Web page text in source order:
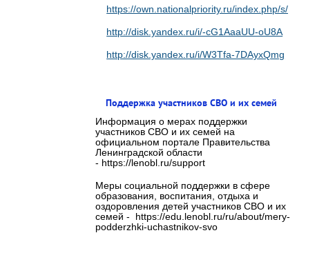
https://own.nationalpriority.ru/index.php/s/
http://disk.yandex.ru/i/-cG1AaaUU-oU8A
http://disk.yandex.ru/i/W3Tfa-7DAyxQmg
Поддержка участников СВО и их семей
Информация о мерах поддержки
участников СВО и их семей на
официальном портале Правительства
Ленинградской области
- https://lenobl.ru/support
Меры социальной поддержки в сфере
образования, воспитания, отдыха и
оздоровления детей участников СВО и их
семей - https://edu.lenobl.ru/ru/about/mery-
podderzhki-uchastnikov-svo